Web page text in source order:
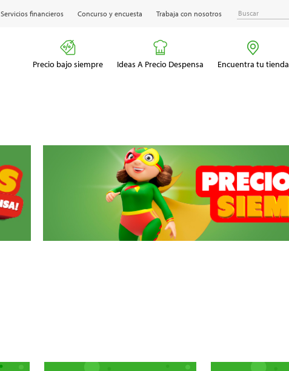
Servicios financieros Concurso y encuesta Trabaja con nosotros
Precio bajo siempre Ideas A Precio Despensa Encuentra tu tienda